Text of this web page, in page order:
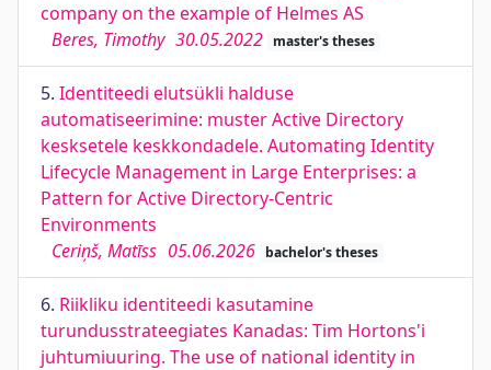
company on the example of Helmes AS
Beres, Timothy 30.05.2022 master's theses
5. Identiteedi elutsükli halduse
automatiseerimine: muster Active Directory
kesksetele keskkondadele. Automating Identity
Lifecycle Management in Large Enterprises: a
Pattern for Active Directory-Centric
Environments
Ceriņš, Matīss 05.06.2026 bachelor's theses
6. Riikliku identiteedi kasutamine
turundusstrateegiates Kanadas: Tim Hortons'i
juhtumiuuring. The use of national identity in